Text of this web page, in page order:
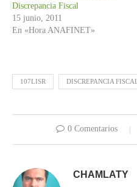
Discrepancia Fiscal
15 junio, 2011
En «Hora ANAFINET»
107LISR DISCREPANCIA
0 Comentarios
CHAMLATY